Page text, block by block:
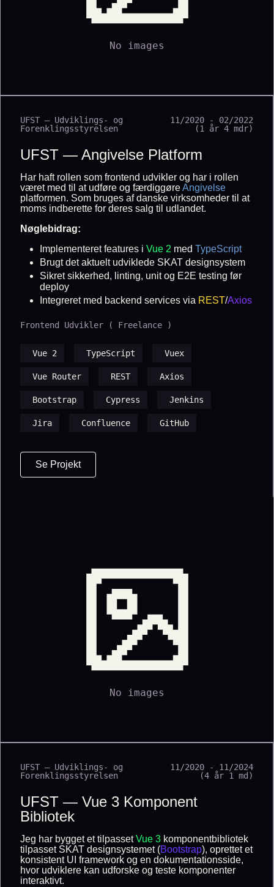
No images
UFST — Udviklings- og
Forenklingsstyrelsen
11/2020 - 02/2022
(1 år 4 mdr)
UFST — Angivelse Platform
Har haft rollen som frontend udvikler og har i rollen
været med til at udføre og færdiggøreAngivelse
platformen. Som bruges af danske virksomheder til at
moms indberette for deres salg til udlandet.
Nøglebidrag:
Implementeret features i Vue 2 med TypeScript
Brugt det aktuelt udviklede SKAT designsystem
Sikret sikkerhed, linting, unit og E2E testing før
deploy
Integreret med backend services via REST/Axios
Frontend Udvikler ( Freelance )
Vue 2 TypeScript Vuex
Vue Router REST Axios
Bootstrap Cypress Jenkins
Jira Confluence GitHub
Se Projekt
No images
UFST — Udviklings- og
Forenklingsstyrelsen
11/2020 - 11/2024
(4 år 1 md)
UFST — Vue 3 Komponent
Bibliotek
Jeg har bygget et tilpassetVue 3 komponentbibliotek
tilpasset SKAT designsystemet (Bootstrap), oprettet et
konsistent UI framework og en dokumentationsside,
hvor udviklere kan udforske og teste komponenter
interaktivt.